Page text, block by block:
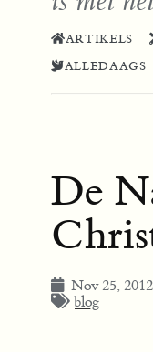
ARTIKELS
ALLEDAAGS
De
Nov 25, 2012
blog